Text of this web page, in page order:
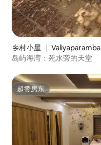
乡村小屋 ｜ Valiyaparamba
岛屿海湾：死水旁的天堂
超赞房东
超赞房东